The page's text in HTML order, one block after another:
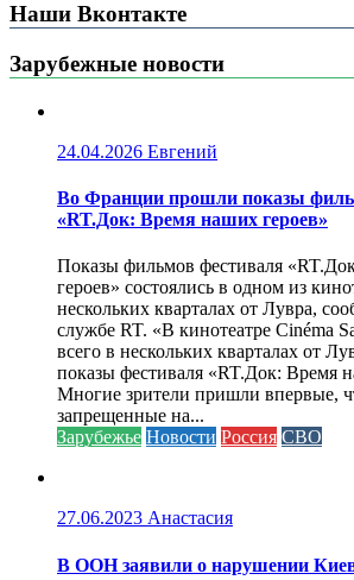
Наши Вконтакте
Зарубежные новости
24.04.2026 Евгений
Во Франции прошли показы
«RT.Док: Время наших героев»
Показы фильмов фестиваля
героев» состоялись в одном из
нескольких кварталах от Лувра,
службе RT. «В кинотеатре Cinéma
всего в нескольких кварталах от
показы фестиваля «RT.Док: Время
Многие зрители пришли впервые,
запрещенные на...
Зарубежье Новости Россия СВО
27.06.2023 Анастасия
В ООН заявили о нарушении